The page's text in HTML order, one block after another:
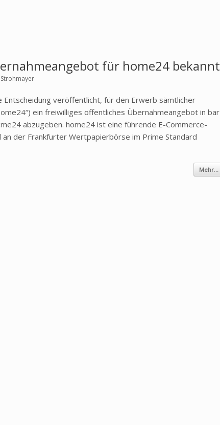
für home24 bekannt
Entscheidung veröffentlicht, für den Erwerb sämtlicher
ein freiwilliges öffentliches Übernahmeangebot in bar
abzugeben. home24 ist eine führende E-Commerce-
der Frankfurter Wertpapierbörse im Prime Standard
Mehr...